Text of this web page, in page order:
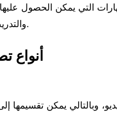
التي يمكن الحصول
والتدريب والعمل المثابر.
أنواع